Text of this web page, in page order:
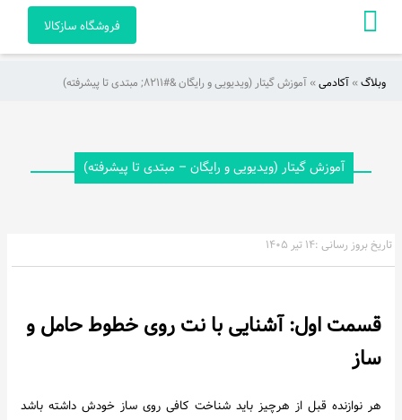
فروشگاه سازکالا
صفحه
هنرمندان
وبلاگ» آکادمی» آموزش گیتار (ویدیویی و رایگان &#۸۲۱۱; مبتدی تا پیشرفته)
آموزش گیتار (ویدیویی و رایگان – مبتدی تا پیشرفته)
تاریخ بروز رسانی :۱۴ تیر ۱۴۰۵
قسمت اول: آشنایی با نت روی خطوط حامل و
ساز
هر نوازنده قبل از هرچیز باید شناخت کافی روی ساز خودش داشته باشد